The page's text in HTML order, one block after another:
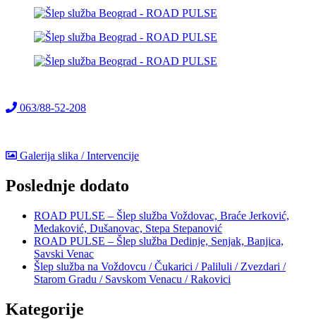
063/88-52-208
Galerija slika / Intervencije
Poslednje dodato
ROAD PULSE – Šlep služba Voždovac, Braće Jerković,
Medaković, Dušanovac, Stepa Stepanović
ROAD PULSE – Šlep služba Dedinje, Senjak, Banjica,
Savski Venac
Šlep služba na Voždovcu / Čukarici / Paliluli / Zvezdari /
Starom Gradu / Savskom Venacu / Rakovici
Kategorije